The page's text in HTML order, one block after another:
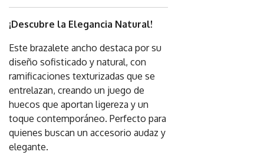
¡Descubre la Elegancia Natural!
Este brazalete ancho destaca por su
diseño sofisticado y natural, con
ramificaciones texturizadas que se
entrelazan, creando un juego de
huecos que aportan ligereza y un
toque contemporáneo. Perfecto para
quienes buscan un accesorio audaz y
elegante.